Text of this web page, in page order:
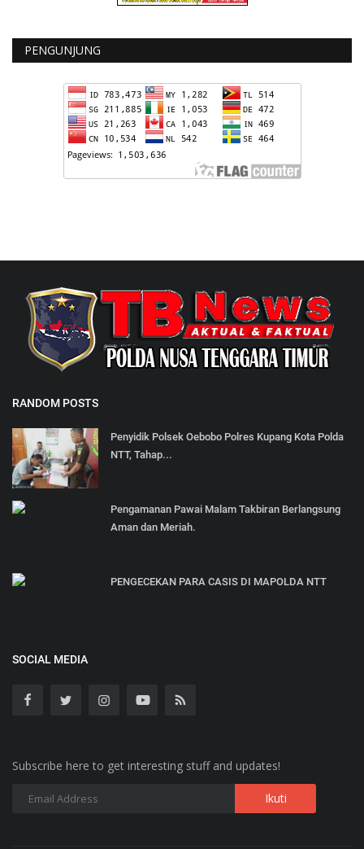
PENGUNJUNG
RANDOM POSTS
Penyidik Polsek Oebobo Polres Kupang Kota Polda
NTT, Tahap...
Pengamanan Pawai Malam Takbiran Berlangsung
Aman dan Meriah.
PENGECEKAN PARA CASIS DI MAPOLDA NTT
SOCIAL MEDIA
Subscribe here to get interesting stuff and updates!